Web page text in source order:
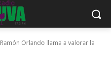
Ramón Orlando llama a valorar la